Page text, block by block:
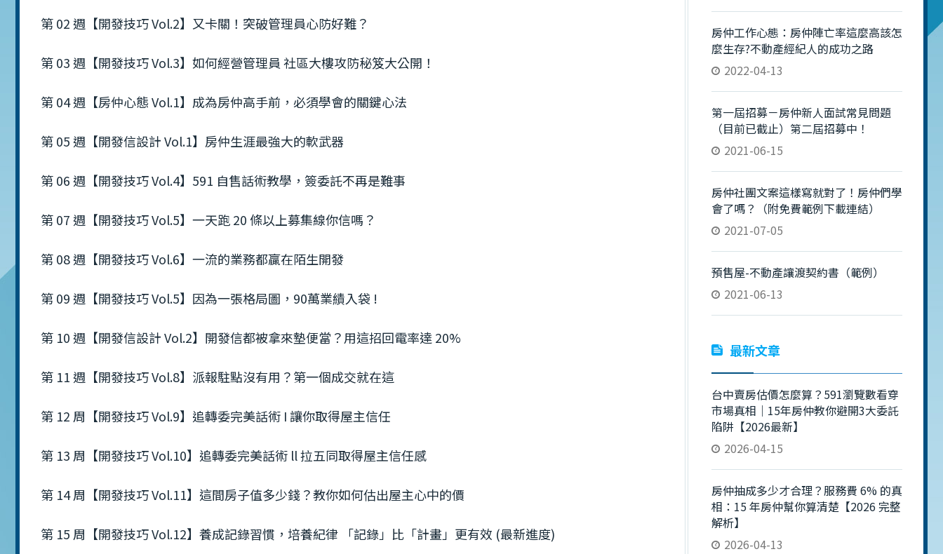
第 02 週【開發技巧 Vol.2】又卡關！突破管理員心防好難？
第 03 週【開發技巧 Vol.3】如何經營管理員 社區大樓攻防秘笈大公開！
第 04 週【房仲心態 Vol.1】成為房仲高手前，必須學會的關鍵心法
第 05 週【開發信設計 Vol.1】房仲生涯最強大的軟武器
第 06 週【開發技巧 Vol.4】591 自售話術教學，簽委託不再是難事
第 07 週【開發技巧 Vol.5】一天跑 20 條以上募集線你信嗎？
第 08 週【開發技巧 Vol.6】一流的業務都贏在陌生開發
第 09 週【開發技巧 Vol.5】因為一張格局圖，90萬業績入袋 !
第 10 週【開發信設計 Vol.2】開發信都被拿來墊便當？用這招回電率達 20%
第 11 週【開發技巧 Vol.8】派報駐點沒有用？第一個成交就在這
第 12 周【開發技巧 Vol.9】追轉委完美話術 I 讓你取得屋主信任
第 13 周【開發技巧 Vol.10】追轉委完美話術 ll 拉五同取得屋主信任感
第 14 周【開發技巧 Vol.11】這間房子值多少錢？教你如何估出屋主心中的價
第 15 周【開發技巧 Vol.12】養成記錄習慣，培養紀律 「記錄」比「計畫」更有效 (最新進度)
房仲工作心態：房仲陣亡率這麼高該怎
麼生存?不動產經紀人的成功之路
2022-04-13
第一屆招募－房仲新人面試常見問題
（目前已截止）第二屆招募中！
2021-06-15
房仲社團文案這樣寫就對了！房仲們學
會了嗎？（附免費範例下載連結）
2021-07-05
預售屋-不動產讓渡契約書（範例）
2021-06-13
最新文章
台中賣房估價怎麼算？591瀏覽數看穿
市場真相｜15年房仲教你避開3大委託
陷阱【2026最新】
2026-04-15
房仲抽成多少才合理？服務費 6% 的真
相：15 年房仲幫你算清楚【2026 完整
解析】
2026-04-13